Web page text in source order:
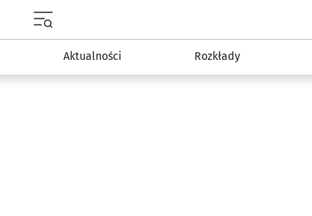
Aktualności Rozkłady